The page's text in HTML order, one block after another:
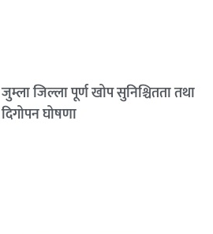
जुम्ला जिल्ला पूर्ण खोप सुनिश्चितता तथा
दिगोपन घोषणा